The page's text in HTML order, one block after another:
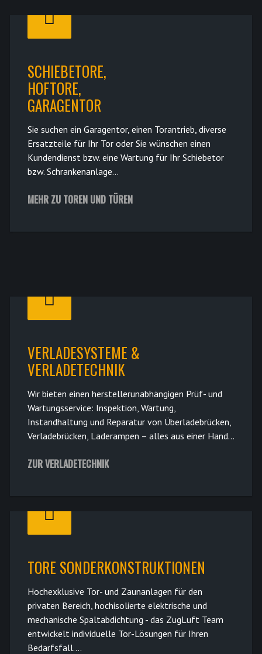
SCHIEBETORE,
HOFTORE,
GARAGENTOR
Sie suchen ein Garagentor, einen Torantrieb, diverse
Ersatzteile für Ihr Tor oder Sie wünschen einen
Kundendienst bzw. eine Wartung für Ihr Schiebetor
bzw. Schrankenanlage...
MEHR ZU TOREN UND TÜREN
VERLADESYSTEME &
VERLADETECHNIK
Wir bieten einen herstellerunabhängigen Prüf- und
Wartungsservice: Inspektion, Wartung,
Instandhaltung und Reparatur von Überladebrücken,
Verladebrücken, Laderampen – alles aus einer Hand...
ZUR VERLADETECHNIK
TORE SONDERKONSTRUKTIONEN
Hochexklusive Tor- und Zaunanlagen für den
privaten Bereich, hochisolierte elektrische und
mechanische Spaltabdichtung - das ZugLuft Team
entwickelt individuelle Tor-Lösungen für Ihren
Bedarfsfall....